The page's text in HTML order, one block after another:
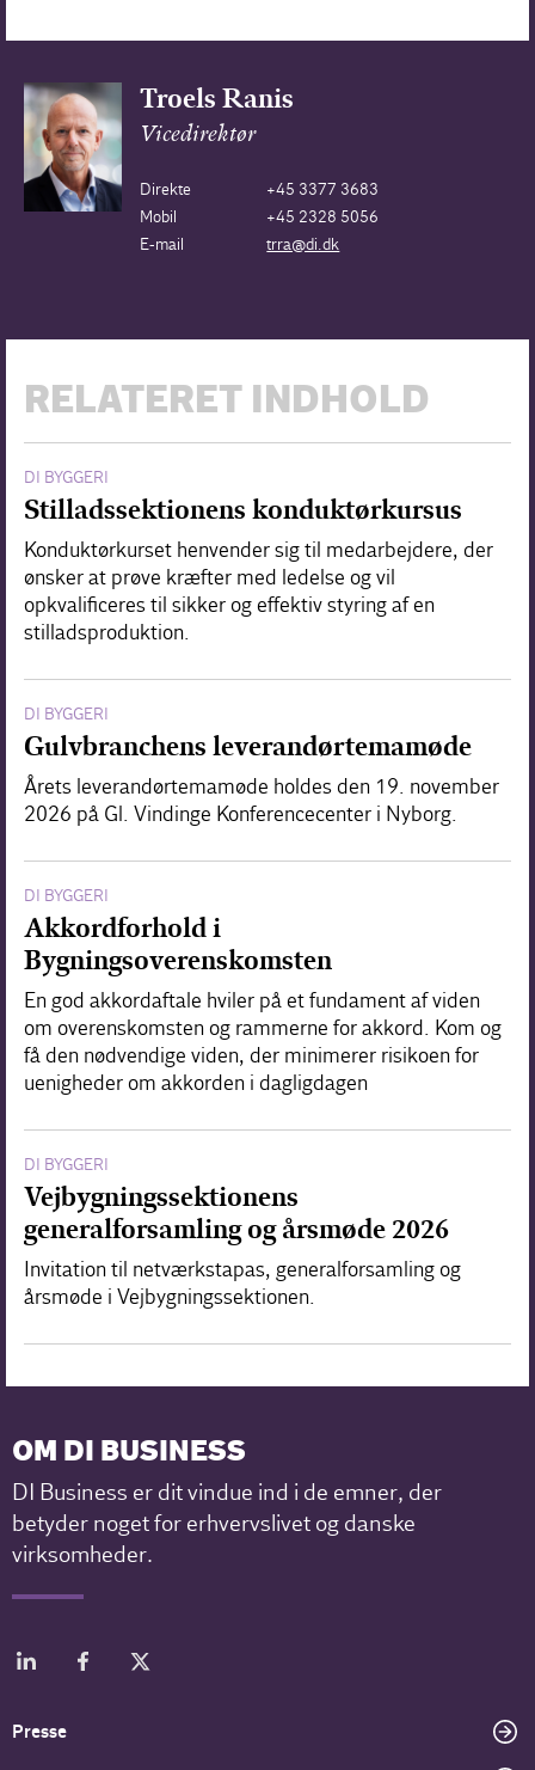
Troels Ranis
Vicedirektør
Direkte
+45 3377 3683
Mobil
+45 2328 5056
E-mail
trra@di.dk
RELATERET INDHOLD
DI BYGGERI
Stilladssektionens konduktørkursus
Konduktørkurset henvender sig til medarbejdere, der
ønsker at prøve kræfter med ledelse og vil
opkvalificeres til sikker og effektiv styring af en
stilladsproduktion.
DI BYGGERI
Gulvbranchens leverandørtemamøde
Årets leverandørtemamøde holdes den 19. november
2026 på Gl. Vindinge Konferencecenter i Nyborg.
DI BYGGERI
Akkordforhold i
Bygningsoverenskomsten
En god akkordaftale hviler på et fundament af viden
om overenskomsten og rammerne for akkord. Kom og
få den nødvendige viden, der minimerer risikoen for
uenigheder om akkorden i dagligdagen
DI BYGGERI
Vejbygningssektionens
generalforsamling og årsmøde 2026
Invitation til netværkstapas, generalforsamling og
årsmøde i Vejbygningssektionen.
OM DI BUSINESS
DI Business er dit vindue ind i de emner, der
betyder noget for erhvervslivet og danske
virksomheder.
Presse